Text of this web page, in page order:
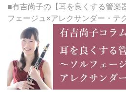
■有吉尚子の【耳を良くする管楽
フェージュ×アレクサンダー・テ